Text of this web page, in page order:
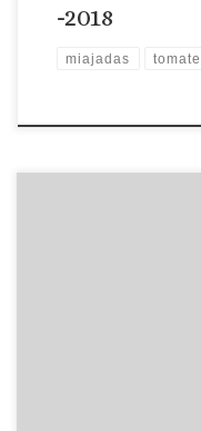
-2018
miajadas tomate